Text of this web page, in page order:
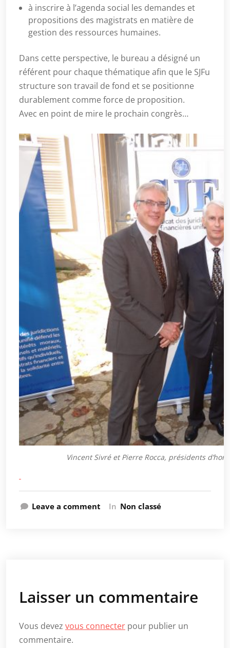
à inscrire à l’agenda social les demandes et
propositions des magistrats en matière de
gestion des ressources humaines.
Dans cette perspective, le bureau a désigné un
référent pour chaque thématique afin que le SJFu
structure son travail de fond et se positionne
durablement comme force de proposition.
Avec en point de mire le prochain congrès…
Vincent Sivré et Pierre Rocca, présidents
Leave a comment In Non classé
Laisser un commentaire
Vous devez vous connecter pour publier un
commentaire.